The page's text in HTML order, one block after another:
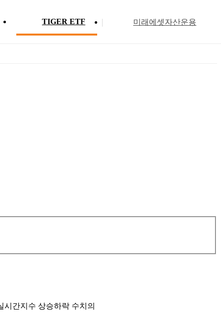
TIGER ETF 미래에셋자산운용
ETF 분배금 현황
간지수 상승하락 수치의